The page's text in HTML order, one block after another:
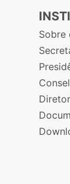
Sobre